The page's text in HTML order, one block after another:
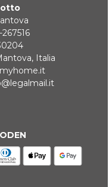
Italia